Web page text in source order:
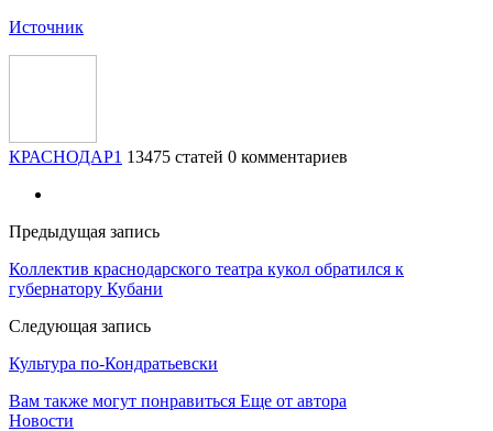
Источник
КРАСНОДАР1 13475 статей 0 комментариев
Предыдущая запись
Коллектив краснодарского театра кукол обратился к
губернатору Кубани
Следующая запись
Культура по-Кондратьевски
Вам также могут понравиться Еще от автора
Новости